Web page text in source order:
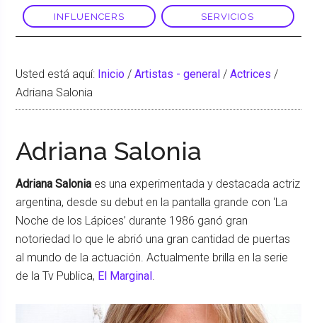
INFLUENCERS SERVICIOS
Usted está aquí: Inicio / Artistas - general / Actrices /
Adriana Salonia
Adriana Salonia
Adriana Salonia es una experimentada y destacada actriz
argentina, desde su debut en la pantalla grande con ‘La
Noche de los Lápices’ durante 1986 ganó gran
notoriedad lo que le abrió una gran cantidad de puertas
al mundo de la actuación. Actualmente brilla en la serie
de la Tv Publica, El Marginal.